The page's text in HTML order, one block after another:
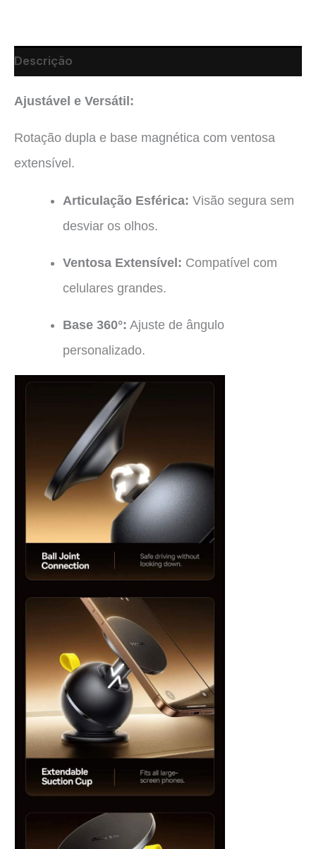
Descrição
Ajustável e Versátil:
Rotação dupla e base magnética com ventosa
extensível.
Articulação Esférica: Visão segura sem
desviar os olhos.
Ventosa Extensível: Compatível com
celulares grandes.
Base 360°: Ajuste de ângulo
personalizado.